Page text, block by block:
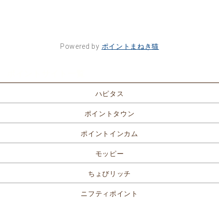
Powered by ポイントまねき猫
ハピタス
ポイントタウン
ポイントインカム
モッピー
ちょびリッチ
ニフティポイント